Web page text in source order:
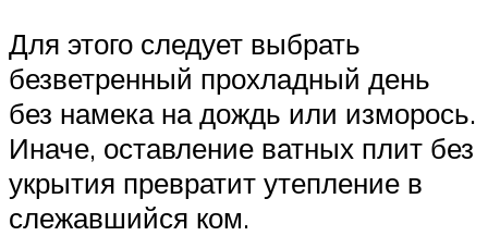
Для этого следует выбрать
безветренный прохладный день
без намека на дождь или изморось.
Иначе, оставление ватных плит без
укрытия превратит утепление в
слежавшийся ком.